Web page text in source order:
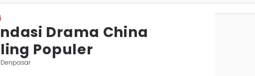
Drama China
Populer
Denpasar